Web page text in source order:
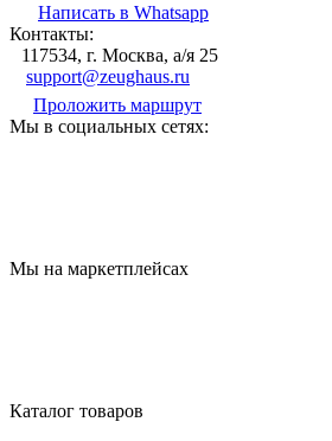
Написать в Whatsapp
Контакты:
117534, г. Москва, а/я 25
support@zeughaus.ru
Проложить маршрут
Мы в социальных сетях:
Мы на маркетплейсах
Каталог товаров